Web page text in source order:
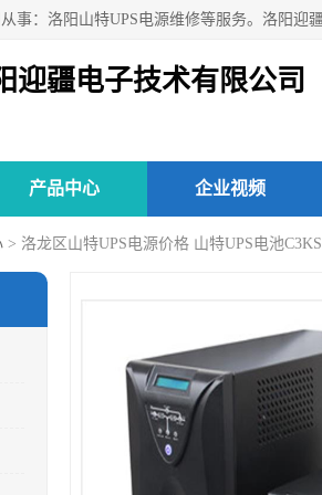
迎疆电子技术有限公司
产品中心 企业视频
> 洛龙区山特UPS电源价格 山特UPS电池C3KS